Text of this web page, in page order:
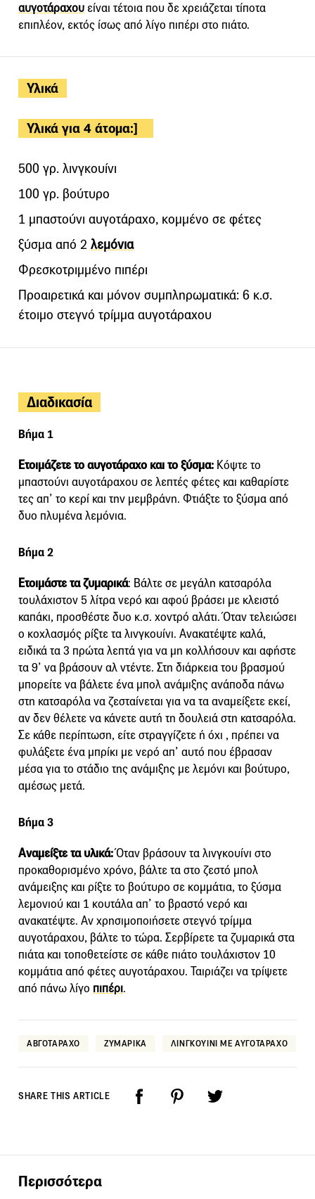
Υλικά
Υλικά για 4 άτομα:]
500 γρ. λινγκουίνι
100 γρ. βούτυρο
1 μπαστούνι αυγοτάραχο, κομμένο σε φέτες
ξύσμα από 2 λεμόνια
Φρεσκοτριμμένο πιπέρι
Προαιρετικά και μόνον συμπληρωματικά: 6 κ.σ.
έτοιμο στεγνό τρίμμα αυγοτάραχου
αυγοτάραχου είναι τέτοια που δε χρειάζεται τίποτα
επιπλέον, εκτός ίσως από λίγο πιπέρι στο πιάτο.
Διαδικασία
Βήμα 1
Ετοιμάζετε το αυγοτάραχο και το ξύσμα: Κόψτε το
μπαστούνι αυγοτάραχου σε λεπτές φέτες και καθαρίστε
τες απ’ το κερί και την μεμβράνη. Φτιάξτε το ξύσμα από
δυο πλυμένα λεμόνια.
Βήμα 2
Ετοιμάστε τα ζυμαρικά: Βάλτε σε μεγάλη κατσαρόλα
τουλάχιστον 5 λίτρα νερό και αφού βράσει με κλειστό
καπάκι, προσθέστε δυο κ.σ. χοντρό αλάτι. Όταν τελειώσει
ο κοχλασμός ρίξτε τα λινγκουίνι. Ανακατέψτε καλά,
ειδικά τα 3 πρώτα λεπτά για να μη κολλήσουν και αφήστε
τα 9’ να βράσουν αλ ντέντε. Στη διάρκεια του βρασμού
μπορείτε να βάλετε ένα μπολ ανάμιξης ανάποδα πάνω
στη κατσαρόλα να ζεσταίνεται για να τα αναμείξετε εκεί,
αν δεν θέλετε να κάνετε αυτή τη δουλειά στη κατσαρόλα.
Σε κάθε περίπτωση, είτε στραγγίζετε ή όχι , πρέπει να
φυλάξετε ένα μπρίκι με νερό απ’ αυτό που έβρασαν
μέσα για το στάδιο της ανάμιξης με λεμόνι και βούτυρο,
αμέσως μετά.
Βήμα 3
Αναμείξτε τα υλικά:Όταν βράσουν τα λινγκουίνι στο
προκαθορισμένο χρόνο, βάλτε τα στο ζεστό μπολ
ανάμειξης και ρίξτε το βούτυρο σε κομμάτια, το ξύσμα
λεμονιού και 1 κουτάλα απ’ το βραστό νερό και
ανακατέψτε. Αν χρησιμοποιήσετε στεγνό τρίμμα
αυγοτάραχου, βάλτε το τώρα. Σερβίρετε τα ζυμαρικά στα
πιάτα και τοποθετείστε σε κάθε πιάτο τουλάχιστον 10
κομμάτια από φέτες αυγοτάραχου. Ταιριάζει να τρίψετε
από πάνω λίγο πιπέρι.
ΑΒΓΟΤΑΡΑΧΟ ΖΥΜΑΡΙΚΑ ΛΙΝΓΚΟΥΙΝΙ ΜΕ ΑΥΓΟΤΑΡΑΧΟ
SHARE THIS ARTICLE
Περισσότερα